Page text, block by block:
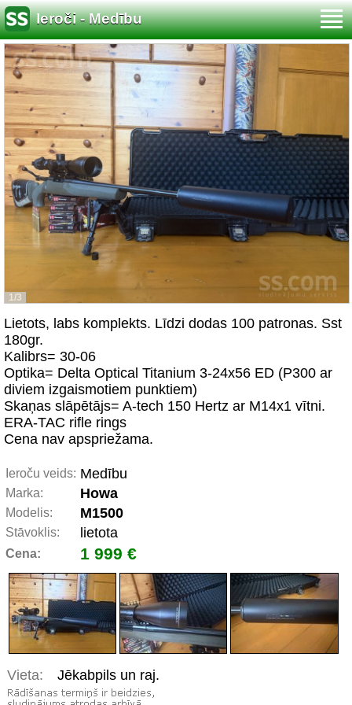
Ieroči - Medību
1/3
Lietots, labs komplekts. Līdzi dodas 100 patronas. Sst
180gr.
Kalibrs= 30-06
Optika= Delta Optical Titanium 3-24x56 ED (P300 ar
diviem izgaismotiem punktiem)
Skaņas slāpētājs= A-tech 150 Hertz ar M14x1 vītni.
ERA-TAC rifle rings
Cena nav apspriežama.
Ieroču veids: Medību
Marka: Howa
Modelis: M1500
Stāvoklis: lietota
Cena: 1 999 €
Vieta: Jēkabpils un raj.